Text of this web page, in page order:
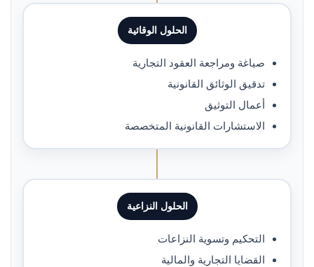
الحلول الوقائية
صياغة ومراجعة العقود التجارية
تدقيق الوثائق القانونية
أعمال التوثيق
الاستشارات القانونية المتخصصة
الحلول النزاعية
التحكيم وتسوية النزاعات
القضايا التجارية والمالية